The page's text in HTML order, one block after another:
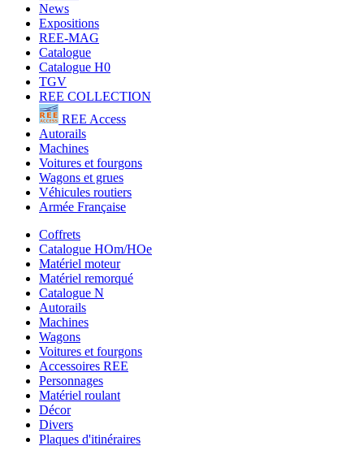
News
Expositions
REE-MAG
Catalogue
Catalogue H0
TGV
REE COLLECTION
REE Access
Autorails
Machines
Voitures et fourgons
Wagons et grues
Véhicules routiers
Armée Française
Coffrets
Catalogue HOm/HOe
Matériel moteur
Matériel remorqué
Catalogue N
Autorails
Machines
Wagons
Voitures et fourgons
Accessoires REE
Personnages
Matériel roulant
Décor
Divers
Plaques d'itinéraires